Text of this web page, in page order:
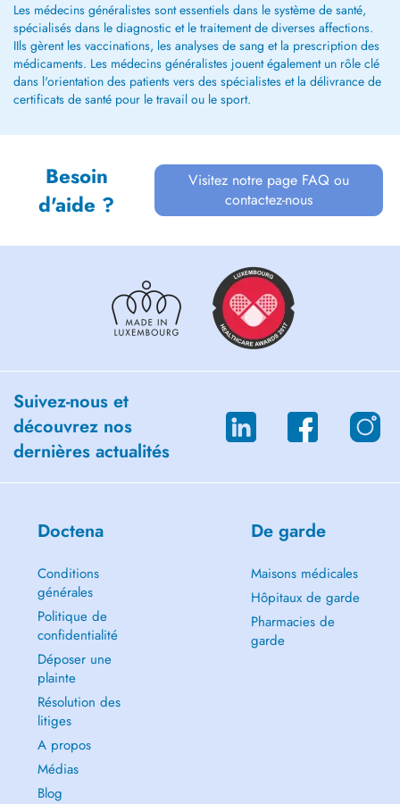
Les médecins généralistes sont essentiels dans le système de santé,
spécialisés dans le diagnostic et le traitement de diverses affections.
IIls gèrent les vaccinations, les analyses de sang et la prescription des
médicaments. Les médecins généralistes jouent également un rôle clé
dans l'orientation des patients vers des spécialistes et la délivrance de
certificats de santé pour le travail ou le sport.
Besoin
d'aide ?
Visitez notre page FAQ ou
contactez-nous
Suivez-nous et
découvrez nos
dernières actualités
Doctena
Conditions
générales
Politique de
confidentialité
Déposer une
plainte
Résolution des
litiges
A propos
Médias
Blog
De garde
Maisons médicales
Hôpitaux de garde
Pharmacies de
garde